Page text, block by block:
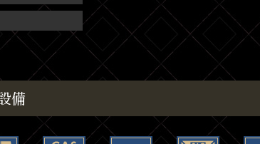
備